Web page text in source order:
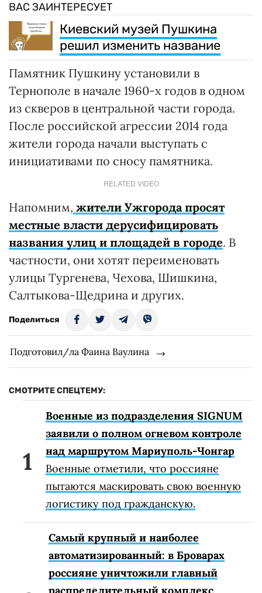
ВАС ЗАИНТЕРЕСУЕТ
Киевский музей Пушкина
решил изменить название
Памятник Пушкину установили в
Тернополе в начале 1960-х годов в одном
из скверов в центральной части города.
После российской агрессии 2014 года
жители города начали выступать с
инициативами по сносу памятника.
RELATED VIDEO
Напомним, жители Ужгорода просят
местные власти дерусифицировать
названия улиц и площадей в городе. В
частности, они хотят переименовать
улицы Тургенева, Чехова, Шишкина,
Салтыкова-Щедрина и других.
Поделиться
Подготовил/ла Фаина Ваулина
СМОТРИТЕ СПЕЦТЕМУ:
Военные из подразделения SIGNUM
заявили о полном огневом контроле
над маршрутом Мариуполь-Чонгар
Военные отметили, что россияне
пытаются маскировать свою военную
логистику под гражданскую.
Самый крупный и наиболее
автоматизированный: в Броварах
россияне уничтожили главный